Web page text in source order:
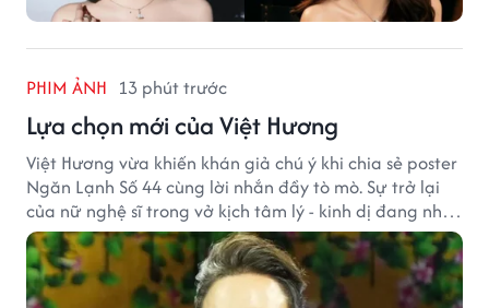
PHIM ẢNH 13 phút trước
Lựa chọn mới của Việt Hương
Việt Hương vừa khiến khán giả chú ý khi chia sẻ poster
Ngăn Lạnh Số 44 cùng lời nhắn đầy tò mò. Sự trở lại
của nữ nghệ sĩ trong vở kịch tâm lý - kinh dị đang nhận
được nhiều quan tâm từ công chúng.